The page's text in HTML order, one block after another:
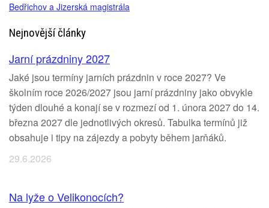
Bedřichov a Jizerská magistrála
Nejnovější články
Jarní prázdniny 2027
Jaké jsou termíny jarních prázdnin v roce 2027? Ve
školním roce 2026/2027 jsou jarní prázdniny jako obvykle
týden dlouhé a konají se v rozmezí od 1. února 2027 do 14.
března 2027 dle jednotlivých okresů. Tabulka termínů již
obsahuje i tipy na zájezdy a pobyty během jarňáků.
29.6.2026
Na lyže o Velikonocích?